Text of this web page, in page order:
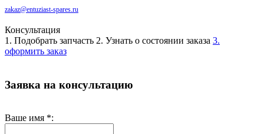
zakaz@entuziast-spares.ru
Консультация
1. Подобрать запчасть 2. Узнать о состоянии заказа 3.
оформить заказ
Заявка на консультацию
Ваше имя *: